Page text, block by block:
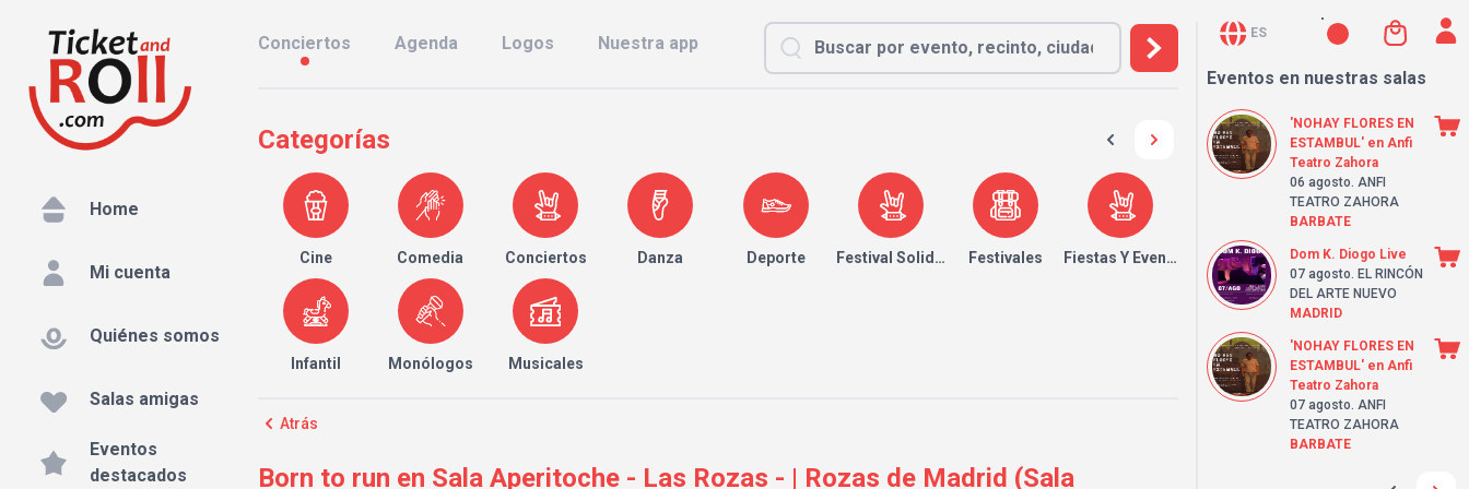
Home
Mi cuenta
Quiénes somos
Salas amigas
Eventos
destacados
Conciertos Agenda Logos Nuestra app
Categorías
Cine Comedia Conciertos Danza Deporte Festival Solidario Festivales Fiestas Y Eventos
Infantil Monólogos Musicales
Atrás
Born to run en Sala Aperitoche - Las Rozas - | Rozas de Madrid (Sala
ES
Eventos en nuestras salas
'NOHAY FLORES EN
ESTAMBUL' en Anfi
Teatro Zahora
06 agosto. ANFI
TEATRO ZAHORA
BARBATE
Dom K. Diogo Live
07 agosto. EL RINCÓN
DEL ARTE NUEVO
MADRID
'NOHAY FLORES EN
ESTAMBUL' en Anfi
Teatro Zahora
07 agosto. ANFI
TEATRO ZAHORA
BARBATE